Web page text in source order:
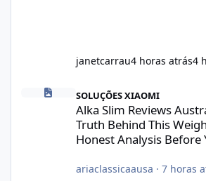
janetcarrau4 horas atrás4
Alka Slim Reviews Australia 2026: The
SOLUÇÕES XIAOMI
Alka Slim Reviews
Truth Behind This
Honest Analysis Before
ariaclassicaausa · 7 horas